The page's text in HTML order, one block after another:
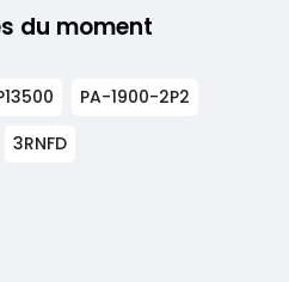
du moment
PA-1900-2P2
3RNFD